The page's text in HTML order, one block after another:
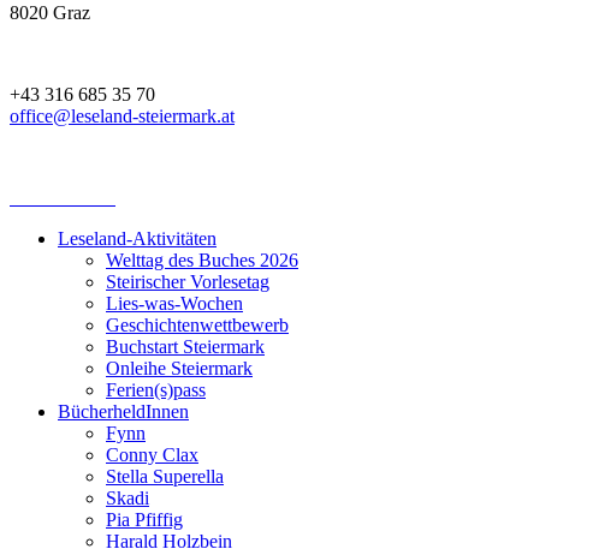
8020 Graz
+43 316 685 35 70
office@leseland-steiermark.at
Leseland-Aktivitäten
Welttag des Buches 2026
Steirischer Vorlesetag
Lies-was-Wochen
Geschichtenwettbewerb
Buchstart Steiermark
Onleihe Steiermark
Ferien(s)pass
BücherheldInnen
Fynn
Conny Clax
Stella Superella
Skadi
Pia Pfiffig
Harald Holzbein